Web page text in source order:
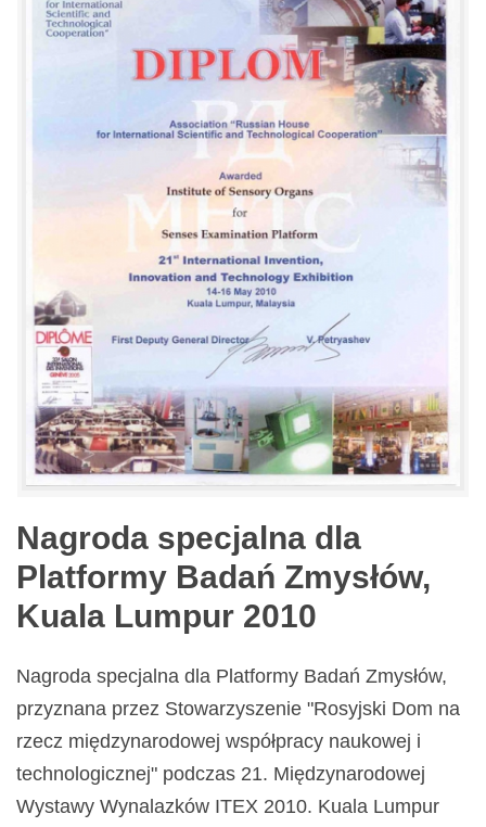
Nagroda specjalna dla
Platformy Badań Zmysłów,
Kuala Lumpur 2010
Nagroda specjalna dla Platformy Badań Zmysłów,
przyznana przez Stowarzyszenie "Rosyjski Dom na
rzecz międzynarodowej współpracy naukowej i
technologicznej" podczas 21. Międzynarodowej
Wystawy Wynalazków ITEX 2010. Kuala Lumpur